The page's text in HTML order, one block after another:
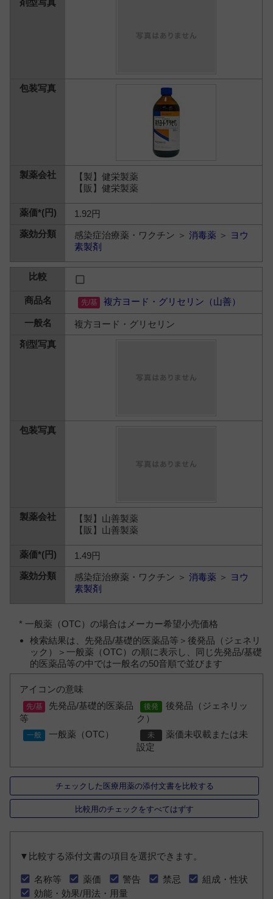
【製】健栄製薬
【販】健栄製薬
1.92円
感染症治療薬・ワクチン ＞消毒薬 ＞ ヨウ
素製剤
複方ヨード・グリセリン（山善）
複方ヨード・グリセリン
【製】山善製薬
【販】山善製薬
1.49円
感染症治療薬・ワクチン ＞消毒薬 ＞ ヨウ
素製剤
* 一般薬（OTC）の場合はメーカー希望小売価格
検索結果は、先発品/基礎的医薬品等＞後発品（ジェネリ
ック）＞一般薬（OTC）の順に表示し、同じ先発品/基礎
的医薬品等の中では一般名の50音順で並びます
アイコンの意味
先発品/基礎的医薬品
等
後発品（ジェネリッ
ク）
一般薬（OTC）
薬価未収載または未
設定
チェックした医療用薬の添付文書を比較する
比較用のチェックをすべてはずす
▼比較する添付文書の項目を選択できます。
名称等 薬価 警告 禁忌
組成・性状
効能・効果/用法・用量